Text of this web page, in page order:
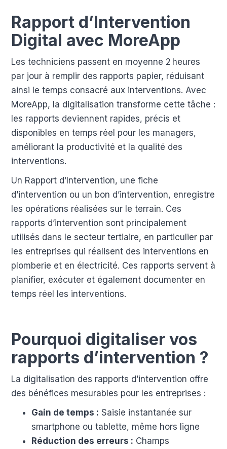
Rapport d’Intervention
Digital avec MoreApp
Les techniciens passent en moyenne 2 heures
par jour à remplir des rapports papier, réduisant
ainsi le temps consacré aux interventions. Avec
MoreApp, la digitalisation transforme cette tâche :
les rapports deviennent rapides, précis et
disponibles en temps réel pour les managers,
améliorant la productivité et la qualité des
interventions.
Un Rapport d’Intervention, une fiche
d’intervention ou un bon d’intervention, enregistre
les opérations réalisées sur le terrain. Ces
rapports d’intervention sont principalement
utilisés dans le secteur tertiaire, en particulier par
les entreprises qui réalisent des interventions en
plomberie et en électricité. Ces rapports servent à
planifier, exécuter et également documenter en
temps réel les interventions.
Pourquoi digitaliser vos
rapports d’intervention ?
La digitalisation des rapports d’intervention offre
des bénéfices mesurables pour les entreprises :
Gain de temps : Saisie instantanée sur
smartphone ou tablette, même hors ligne
Réduction des erreurs : Champs